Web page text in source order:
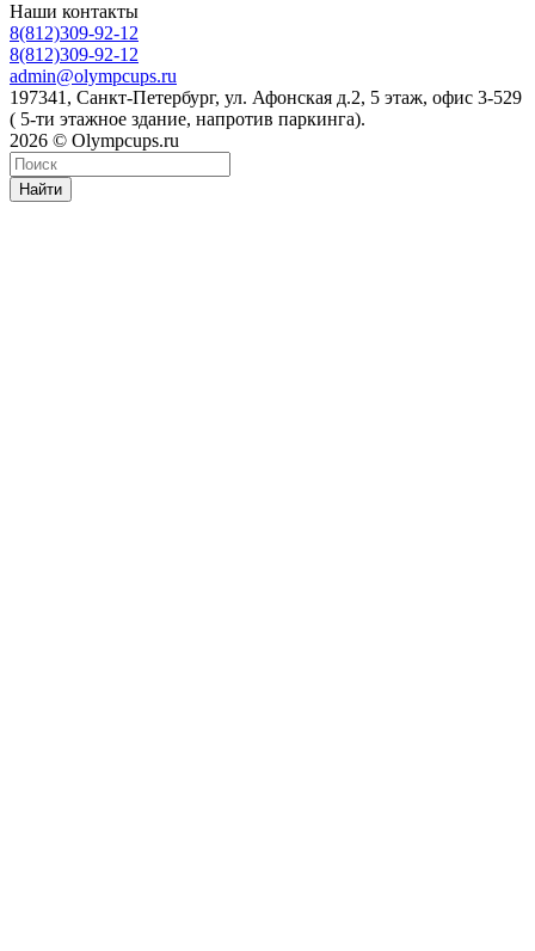
Наши контакты
8(812)309-92-12
8(812)309-92-12
admin@olympcups.ru
197341, Санкт-Петербург, ул. Афонская д.2, 5 этаж, офис 3-529
( 5-ти этажное здание, напротив паркинга).
2026 © Olympcups.ru
Найти